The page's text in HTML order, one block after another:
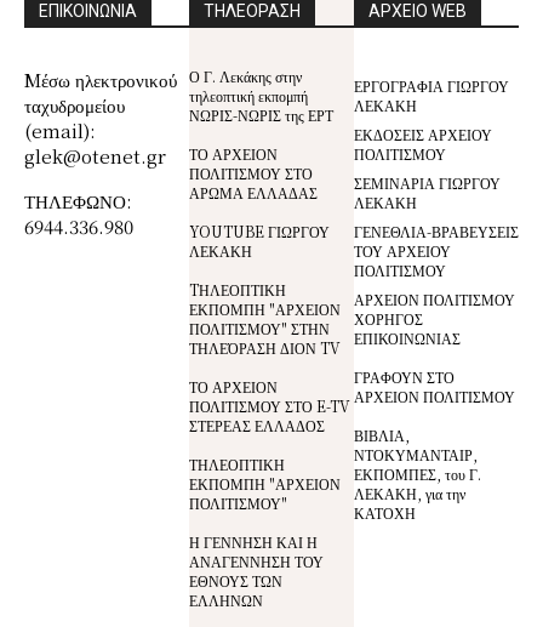
ΕΠΙΚΟΙΝΩΝΙΑ
Mέσω ηλεκτρονικού
ταχυδρομείου
(email):
glek@otenet.gr
ΤΗΛΕΦΩΝΟ:
6944.336.980
ΤΗΛΕΟΡΑΣΗ
Ο Γ. Λεκάκης στην
τηλεοπτική εκπομπή
ΝΩΡΙΣ-ΝΩΡΙΣ της ΕΡΤ
ΤΟ ΑΡΧΕΙΟΝ
ΠΟΛΙΤΙΣΜΟΥ ΣΤΟ
ΑΡΩΜΑ ΕΛΛΑΔΑΣ
YOUTUBE ΓΙΩΡΓΟΥ
ΛΕΚΑΚΗ
TΗΛΕΟΠΤΙΚΗ
ΕΚΠΟΜΠΗ "ΑΡΧΕΙΟΝ
ΠΟΛΙΤΙΣΜΟΥ" ΣΤΗΝ
ΤΗΛΕΌΡΑΣΗ ΔΙΟΝ TV
ΤΟ ΑΡΧΕΙΟΝ
ΠΟΛΙΤΙΣΜΟΥ ΣΤΟ E-TV
ΣΤΕΡΕΑΣ ΕΛΛΑΔΟΣ
ΤΗΛΕΟΠΤΙΚΗ
ΕΚΠΟΜΠΗ "ΑΡΧΕΙΟΝ
ΠΟΛΙΤΙΣΜΟΥ"
Η ΓΕΝΝΗΣΗ ΚΑΙ Η
ΑΝΑΓΕΝΝΗΣΗ ΤΟΥ
ΕΘΝΟΥΣ ΤΩΝ
ΕΛΛΗΝΩΝ
ΑΡΧΕΙΟ WEB
ΕΡΓΟΓΡΑΦΙΑ ΓΙΩΡΓΟΥ
ΛΕΚΑΚΗ
ΕΚΔΟΣΕΙΣ ΑΡΧΕΙΟΥ
ΠΟΛΙΤΙΣΜΟΥ
ΣΕΜΙΝΑΡΙΑ ΓΙΩΡΓΟΥ
ΛΕΚΑΚΗ
ΓΕΝΕΘΛΙΑ-ΒΡΑΒΕΥΣΕΙΣ
ΤΟΥ ΑΡΧΕΙΟΥ
ΠΟΛΙΤΙΣΜΟΥ
ΑΡΧΕΙΟΝ ΠΟΛΙΤΙΣΜΟΥ
ΧΟΡΗΓΟΣ
ΕΠΙΚΟΙΝΩΝΙΑΣ
ΓΡΑΦΟΥΝ ΣΤΟ
ΑΡΧΕΙΟΝ ΠΟΛΙΤΙΣΜΟΥ
ΒΙΒΛΙΑ,
ΝΤΟΚΥΜΑΝΤΑΙΡ,
ΕΚΠΟΜΠΕΣ, του Γ.
ΛΕΚΑΚΗ, για την
ΚΑΤΟΧΗ